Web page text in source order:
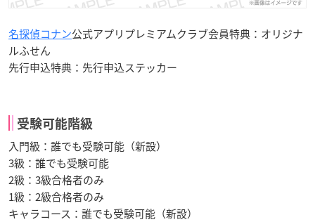
名探偵コナン公式アプリプレミアムクラブ会員特典：オリジナ
ルふせん
先行申込特典：先行申込ステッカー
受験可能階級
入門級：誰でも受験可能（新設）
3級：誰でも受験可能
2級：3級合格者のみ
1級：2級合格者のみ
キャラコース：誰でも受験可能（新設）